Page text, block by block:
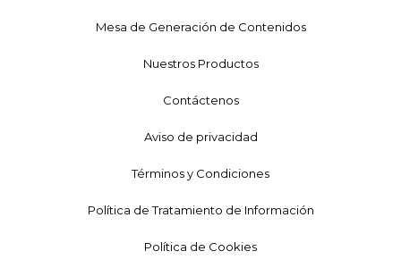
Mesa de Generación de Contenidos
Nuestros Productos
Contáctenos
Aviso de privacidad
Términos y Condiciones
Política de Tratamiento de Información
Política de Cookies